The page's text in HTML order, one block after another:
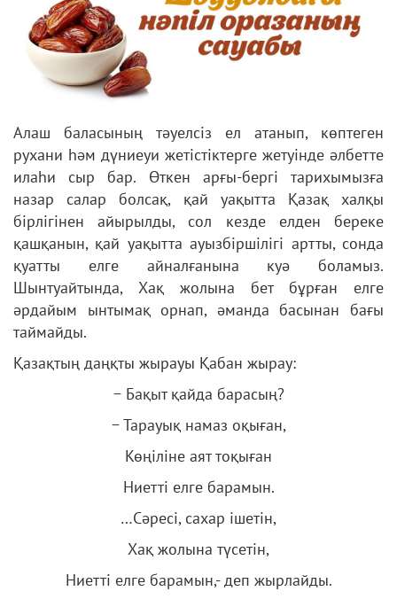
Алаш баласының тәуелсіз ел атанып, көптеген
рухани һәм дүниеуи жетістіктерге жетуінде әлбетте
илаһи сыр бар. Өткен арғы-бергі тарихымызға
назар салар болсақ, қай уақытта Қазақ халқы
бірлігінен айырылды, сол кезде елден береке
қашқанын, қай уақытта ауызбіршілігі артты, сонда
қуатты елге айналғанына куә боламыз.
Шынтуайтында, Хақ жолына бет бұрған елге
әрдайым ынтымақ орнап, әманда басынан бағы
таймайды.
Қазақтың даңқты жырауы Қабан жырау:
− Бақыт қайда барасың?
− Тарауық намаз оқыған,
Көңіліне аят тоқыған
Ниетті елге барамын.
…Сәресі, сахар ішетін,
Хақ жолына түсетін,
Ниетті елге барамын,- деп жырлайды.